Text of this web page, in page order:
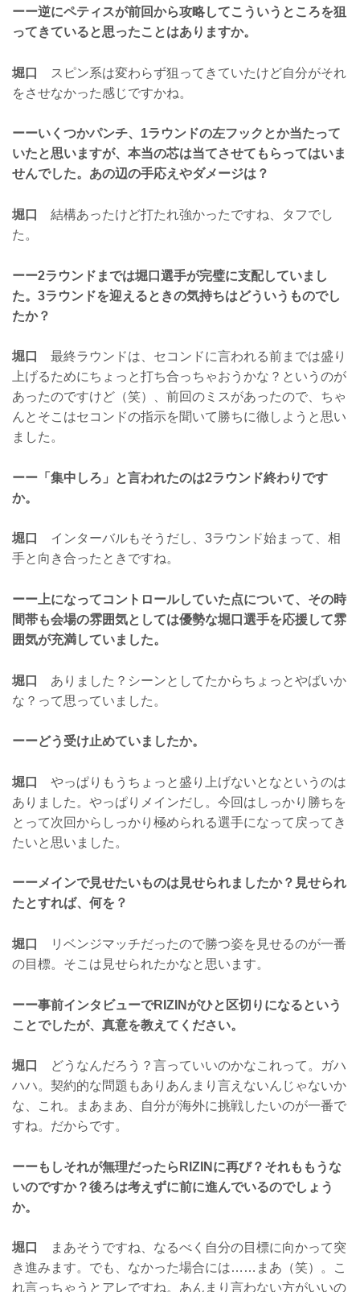
ーー逆にペティスが前回から攻略してこういうところを狙
ってきていると思ったことはありますか。
堀口
スピン系は変わらず狙ってきていたけど自分がそれ
をさせなかった感じですかね。
ーーいくつかパンチ、1ラウンドの左フックとか当たって
いたと思いますが、本当の芯は当てさせてもらってはいま
せんでした。あの辺の手応えやダメージは？
堀口
結構あったけど打たれ強かったですね、タフでし
た。
ーー2ラウンドまでは堀口選手が完璧に支配していまし
た。3ラウンドを迎えるときの気持ちはどういうものでし
たか？
堀口
最終ラウンドは、セコンドに言われる前までは盛り
上げるためにちょっと打ち合っちゃおうかな？というのが
あったのですけど（笑）、前回のミスがあったので、ちゃ
んとそこはセコンドの指示を聞いて勝ちに徹しようと思い
ました。
ーー「集中しろ」と言われたのは2ラウンド終わりです
か。
堀口
インターバルもそうだし、3ラウンド始まって、相
手と向き合ったときですね。
ーー上になってコントロールしていた点について、その時
間帯も会場の雰囲気としては優勢な堀口選手を応援して雰
囲気が充満していました。
堀口
ありました？シーンとしてたからちょっとやばいか
な？って思っていました。
ーーどう受け止めていましたか。
堀口
やっぱりもうちょっと盛り上げないとなというのは
ありました。やっぱりメインだし。今回はしっかり勝ちを
とって次回からしっかり極められる選手になって戻ってき
たいと思いました。
ーーメインで見せたいものは見せられましたか？見せられ
たとすれば、何を？
堀口
リベンジマッチだったので勝つ姿を見せるのが一番
の目標。そこは見せられたかなと思います。
ーー事前インタビューでRIZINがひと区切りになるという
ことでしたが、真意を教えてください。
堀口
どうなんだろう？言っていいのかなこれって。ガハ
ハハ。契約的な問題もありあんまり言えないんじゃないか
な、これ。まあまあ、自分が海外に挑戦したいのが一番で
すね。だからです。
ーーもしそれが無理だったらRIZINに再び？それももうな
いのですか？後ろは考えずに前に進んでいるのでしょう
か。
堀口
まあそうですね、なるべく自分の目標に向かって突
き進みます。でも、なかった場合には……まあ（笑）。こ
れ言っちゃうとアレですね。あんまり言わない方がいいの